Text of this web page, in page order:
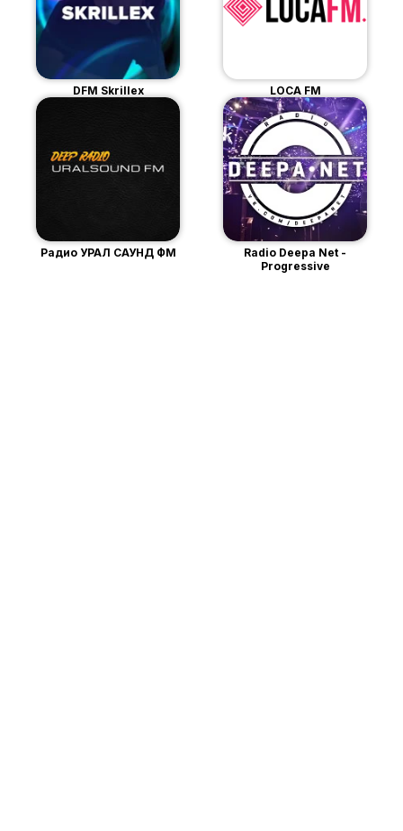
DFM Skrillex LOCA FM
Радио УРАЛ САУНД ФМ
Radio Deepa Net -
Progressive